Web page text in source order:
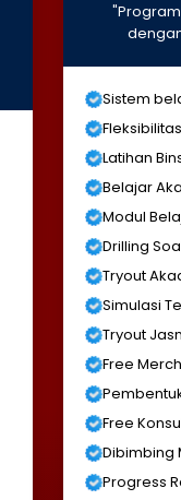
Sistem
Latihan
Belajar
Modul
Drilling
Tryout
Simulasi
Tryout
Free
Free
Dibimbing
Progress